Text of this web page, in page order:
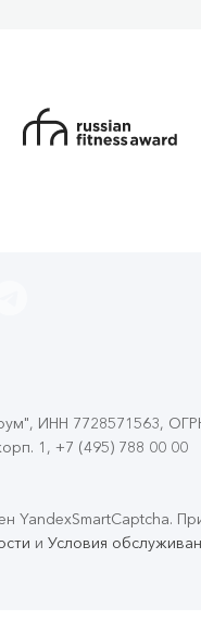
ИНН 7728571563, ОГРН
1 , +7 (495) 788 00 00
YandexSmartCaptcha.
и Условия